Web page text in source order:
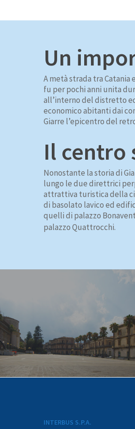
Un
A metà strada tra
fu per pochi anni unita
all’interno del distretto
economico abitanti dai
Giarre l’epicentro del
Il centro
Nonostante la storia di
lungo le due direttrici
attrattiva turistica della
di basolato lavico ed
quelli di palazzo
palazzo Quattrocchi.
INTERBUS S.P.A.